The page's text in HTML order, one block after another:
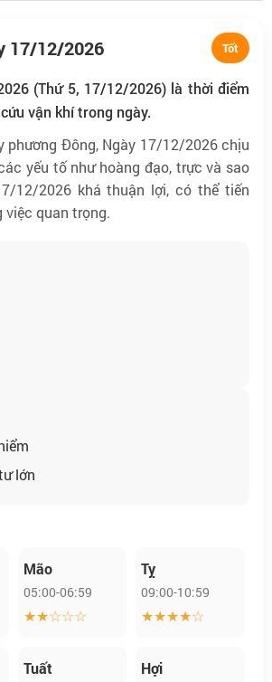
17/12/2026 Tốt
(Thứ 5, 17/12/2026) là thời điểm
vận khí trong ngày.
phương Đông, Ngày 17/12/2026 chịu
yếu tố như hoàng đạo, trực và sao
12/2026 khá thuận lợi, có thể tiến
việc quan trọng.
lớn
Mão
05:00-06:59
★★☆☆☆
Tỵ
09:00-10:59
★★★★☆
Tuất Hợi